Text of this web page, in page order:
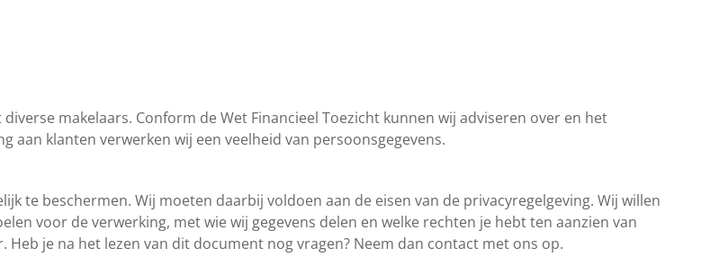
makelaars. Conform de Wet Financieel Toezicht kunnen wij adviseren over en het
klanten verwerken wij een veelheid van persoonsgegevens.
te beschermen. Wij moeten daarbij voldoen aan de eisen van de privacyregelgeving. Wij willen
voor de verwerking, met wie wij gegevens delen en welke rechten je hebt ten aanzien van
je na het lezen van dit document nog vragen? Neem dan contact met ons op.